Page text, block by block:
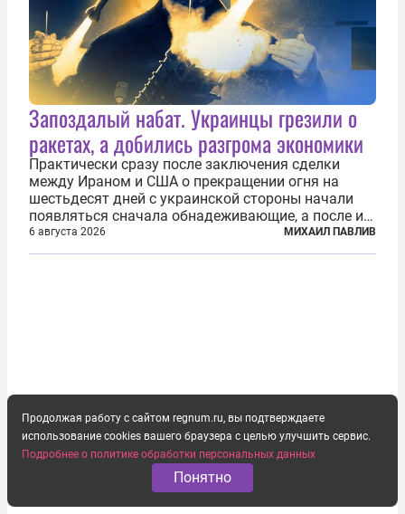
Запоздалый набат. Украинцы грезили о
ракетах, а добились разгрома экономики
Практически сразу после заключения сделки
между Ираном и США о прекращении огня на
шестьдесят дней с украинской стороны начали
появляться сначала обнадеживающие, а после и
вовсе бравурные заявления про некий «перелом»
в войне. Вероятно, в сознании первых лиц
6 августа 2026 МИХАИЛ ПАВЛИВ
Продолжая работу с сайтом regnum.ru, вы подтверждаете
использование cookies вашего браузера с целью улучшить сервис.
Подробнее о политике обработки персональных данных
Понятно